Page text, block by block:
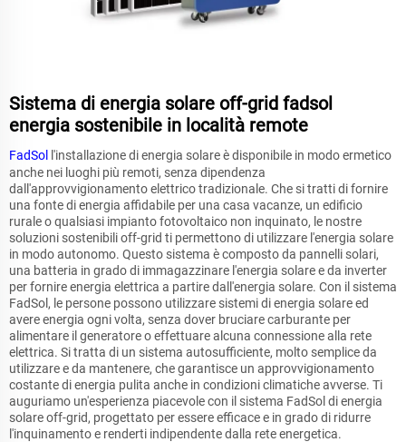
Sistema di energia solare off-grid fadsol
energia sostenibile in località remote
FadSol l'installazione di energia solare è disponibile in modo ermetico
anche nei luoghi più remoti, senza dipendenza
dall'approvvigionamento elettrico tradizionale. Che si tratti di fornire
una fonte di energia affidabile per una casa vacanze, un edificio
rurale o qualsiasi impianto fotovoltaico non inquinato, le nostre
soluzioni sostenibili off-grid ti permettono di utilizzare l'energia solare
in modo autonomo. Questo sistema è composto da pannelli solari,
una batteria in grado di immagazzinare l'energia solare e da inverter
per fornire energia elettrica a partire dall'energia solare. Con il sistema
FadSol, le persone possono utilizzare sistemi di energia solare ed
avere energia ogni volta, senza dover bruciare carburante per
alimentare il generatore o effettuare alcuna connessione alla rete
elettrica. Si tratta di un sistema autosufficiente, molto semplice da
utilizzare e da mantenere, che garantisce un approvvigionamento
costante di energia pulita anche in condizioni climatiche avverse. Ti
auguriamo un'esperienza piacevole con il sistema FadSol di energia
solare off-grid, progettato per essere efficace e in grado di ridurre
l'inquinamento e renderti indipendente dalla rete energetica.